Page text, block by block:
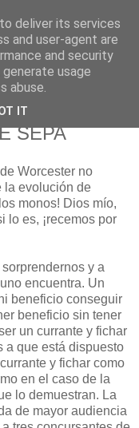
VISTA BATRACIO
SEPA
Worcester no
la evolución de
monos! Dios mío,
lo es, ¡recemos por
y a
encuentra. Un
beneficio conseguir
beneficio sin tener
un currante y fichar
a que está dispuesto
y fichar como
en el caso de la
lo demuestran. La
de mayor audiencia
deliver its services
and user-agent are
and security
usage
abuse.
IT